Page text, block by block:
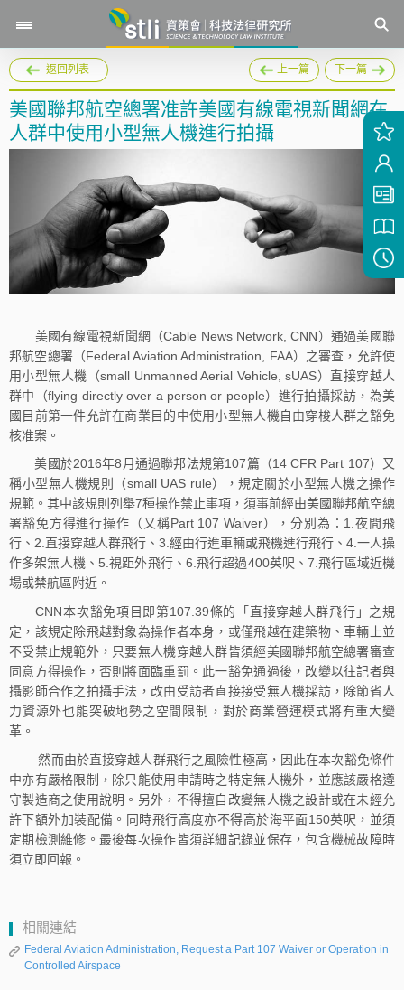
返回列表 上一篇 下一篇
美國聯邦航空總署准許美國有線電視新聞網在
人群中使用小型無人機進行拍攝
美國有線電視新聞網（Cable News Network, CNN）通過美國聯
邦航空總署（Federal Aviation Administration, FAA）之審查，允許使
用小型無人機（small Unmanned Aerial Vehicle, sUAS）直接穿越人
群中（flying directly over a person or people）進行拍攝採訪，為美
國目前第一件允許在商業目的中使用小型無人機自由穿梭人群之豁免
核准案。
美國於2016年8月通過聯邦法規第107篇（14 CFR Part 107）又
稱小型無人機規則（small UAS rule），規定關於小型無人機之操作
規範。其中該規則列舉7種操作禁止事項，須事前經由美國聯邦航空總
署豁免方得進行操作（又稱Part 107 Waiver），分別為：1.夜間飛
行、2.直接穿越人群飛行、3.經由行進車輛或飛機進行飛行、4.一人操
作多架無人機、5.視距外飛行、6.飛行超過400英呎、7.飛行區域近機
場或禁航區附近。
CNN本次豁免項目即第107.39條的「直接穿越人群飛行」之規
定，該規定除飛越對象為操作者本身，或僅飛越在建築物、車輛上並
不受禁止規範外，只要無人機穿越人群皆須經美國聯邦航空總署審查
同意方得操作，否則將面臨重罰。此一豁免通過後，改變以往記者與
攝影師合作之拍攝手法，改由受訪者直接接受無人機採訪，除節省人
力資源外也能突破地勢之空間限制，對於商業營運模式將有重大變
革。
然而由於直接穿越人群飛行之風險性極高，因此在本次豁免條件
中亦有嚴格限制，除只能使用申請時之特定無人機外，並應該嚴格遵
守製造商之使用說明。另外，不得擅自改變無人機之設計或在未經允
許下額外加裝配備。同時飛行高度亦不得高於海平面150英呎，並須
定期檢測維修。最後每次操作皆須詳細記錄並保存，包含機械故障時
須立即回報。
相關連結
Federal Aviation Administration, Request a Part 107 Waiver or Operation in
Controlled Airspace